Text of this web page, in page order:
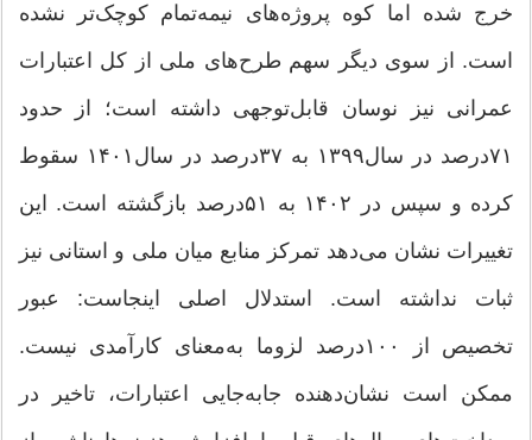
خرج شده اما کوه پروژه‌های نیمه‌تمام کوچک‌تر نشده
است. از سوی دیگر سهم طرح‌های ملی از کل اعتبارات
عمرانی نیز نوسان قابل‌توجهی داشته است؛ از حدود
۷۱‌درصد در سال۱۳۹۹ به ۳۷‌درصد در سال۱۴۰۱ سقوط
کرده و سپس در ۱۴۰۲ به ۵۱‌درصد بازگشته است. این
تغییرات نشان می‌دهد تمرکز منابع میان ملی و استانی نیز
ثبات نداشته است. استدلال اصلی اینجاست: عبور
تخصیص از ۱۰۰‌درصد لزوما به‌معنای کارآمدی نیست.
ممکن است نشان‌دهنده جابه‌جایی اعتبارات، تاخیر در